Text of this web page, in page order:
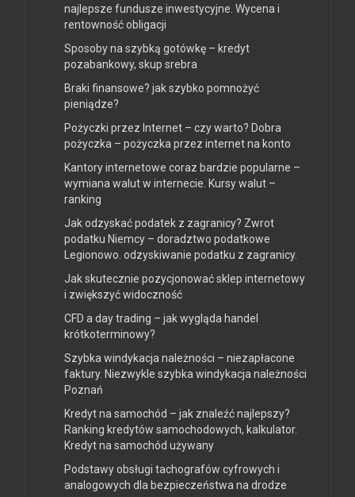
najlepsze fundusze inwestycyjne. Wycena i
rentowność obligacji
Sposoby na szybką gotówkę – kredyt
pozabankowy, skup srebra
Braki finansowe? jak szybko pomnożyć
pieniądze?
Pożyczki przez Internet – czy warto? Dobra
pożyczka – pożyczka przez internet na konto
Kantory internetowe coraz bardzie popularne –
wymiana walut w internecie. Kursy walut –
ranking
Jak odzyskać podatek z zagranicy? Zwrot
podatku Niemcy – doradztwo podatkowe
Legionowo. odzyskiwanie podatku z zagranicy.
Jak skutecznie pozycjonować sklep internetowy
i zwiększyć widoczność
CFD a day trading – jak wygląda handel
krótkoterminowy?
Szybka windykacja należności – niezapłacone
faktury. Niezwykle szybka windykacja należności
Poznań
Kredyt na samochód – jak znaleźć najlepszy?
Ranking kredytów samochodowych, kalkulator.
Kredyt na samochód używany
Podstawy obsługi tachografów cyfrowych i
analogowych dla bezpieczeństwa na drodze